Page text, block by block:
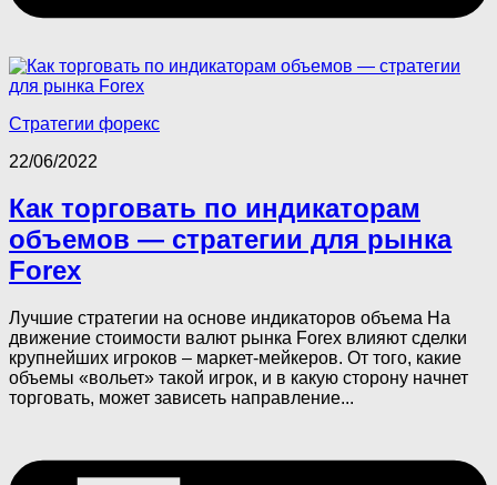
Стратегии форекс
22/06/2022
Как торговать по индикаторам
объемов — стратегии для рынка
Forex
Лучшие стратегии на основе индикаторов объема На
движение стоимости валют рынка Forex влияют сделки
крупнейших игроков – маркет-мейкеров. От того, какие
объемы «вольет» такой игрок, и в какую сторону начнет
торговать, может зависеть направление...